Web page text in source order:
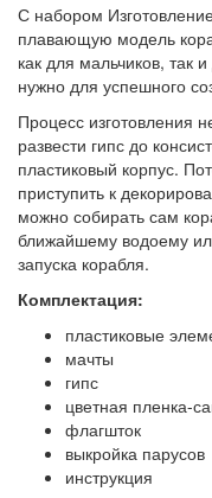
С набором
плавающую модель
как для мальчиков, так
нужно для успешного
Процесс изготовления
развести гипс до
пластиковый корпус.
приступить к
можно собирать сам
ближайшему водоему
запуска корабля.
Комплектация:
пластиковые
мачты
гипс
цветная пленка-
флагшток
выкройка парусов
инструкция